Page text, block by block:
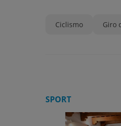
Ciclismo Giro
SPORT